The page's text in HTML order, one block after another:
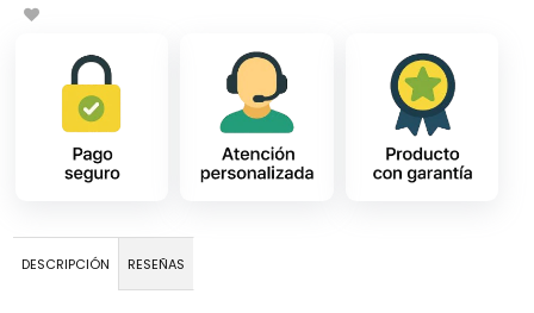
DESCRIPCIÓN RESEÑAS